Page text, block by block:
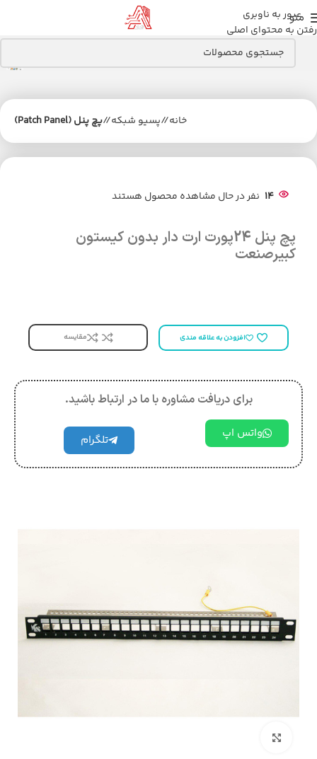
عبور به ناوبری
رفتن به محتوای اصلی
منو
خانه/ پسیو شبکه/پچ پنل (Patch Panel)
14 نفر در حال مشاهده محصول هستند
پچ پنل 24پورت ارت دار بدون کیستون
کبیرصنعت
افزودن به علاقه مندی مقایسه
برای دریافت مشاوره با ما در ارتباط باشید.
واتس اپ تلگرام